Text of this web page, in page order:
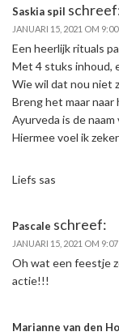
Saskia spil
JANUARI 15, 2021 OM
Een heerlijk rituals
Met 4 stuks inhoud,
Wie wil dat nou niet
Breng het maar naar
Ayurveda is de
Hiermee voel ik
Liefs sas
Pascale schreef:
JANUARI 15, 2021 OM
Oh wat een feestje
actie!!!
Marianne van den